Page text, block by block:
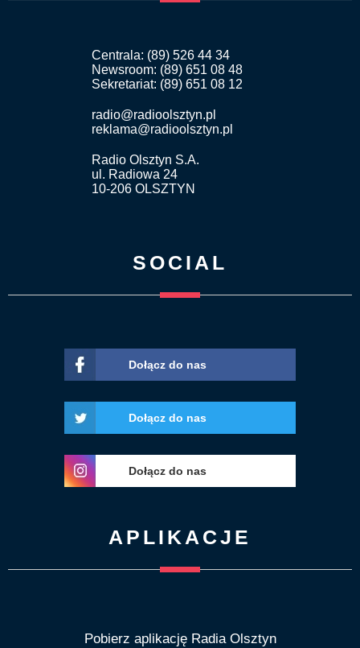
Centrala: (89) 526 44 34
Newsroom: (89) 651 08 48
Sekretariat: (89) 651 08 12
radio@radioolsztyn.pl
reklama@radioolsztyn.pl
Radio Olsztyn S.A.
ul. Radiowa 24
10-206 OLSZTYN
SOCIAL
Dołącz do nas
Dołącz do nas
Dołącz do nas
APLIKACJE
Pobierz aplikację Radia Olsztyn